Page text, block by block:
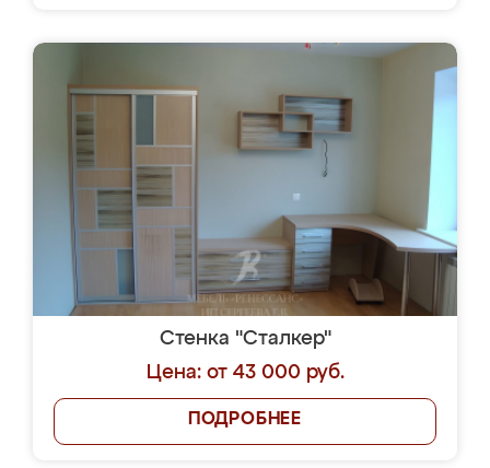
Стенка "Сталкер"
Цена: от 43 000 руб.
ПОДРОБНЕЕ